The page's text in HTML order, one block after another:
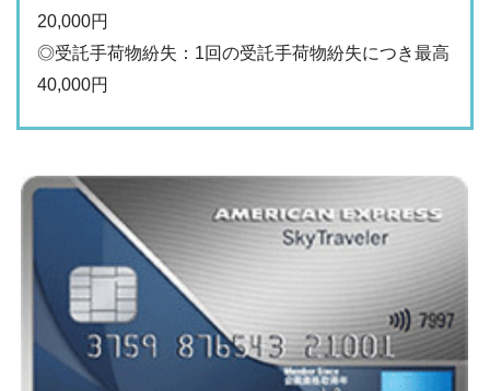
20,000円
◎受託手荷物紛失：1回の受託手荷物紛失につき最高
40,000円